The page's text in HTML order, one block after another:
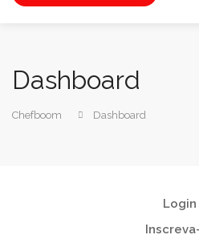
Dashboard
Chefboom Dashboard
Login